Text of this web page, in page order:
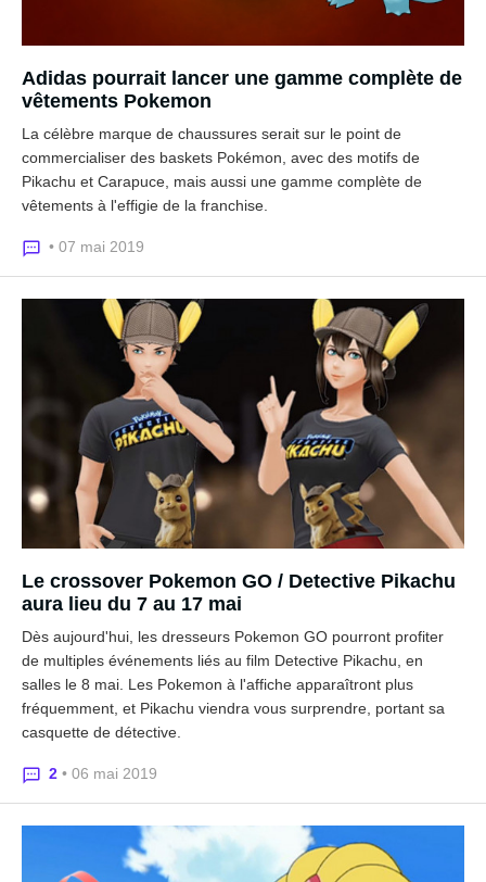
Adidas pourrait lancer une gamme complète de
vêtements Pokemon
La célèbre marque de chaussures serait sur le point de
commercialiser des baskets Pokémon, avec des motifs de
Pikachu et Carapuce, mais aussi une gamme complète de
vêtements à l'effigie de la franchise.
• 07 mai 2019
Le crossover Pokemon GO / Detective Pikachu
aura lieu du 7 au 17 mai
Dès aujourd'hui, les dresseurs Pokemon GO pourront profiter
de multiples événements liés au film Detective Pikachu, en
salles le 8 mai. Les Pokemon à l'affiche apparaîtront plus
fréquemment, et Pikachu viendra vous surprendre, portant sa
casquette de détective.
2 • 06 mai 2019